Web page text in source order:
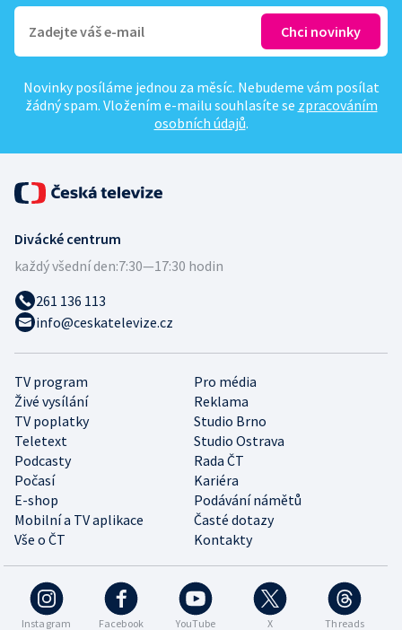
Novinky posíláme jednou za měsíc. Nebudeme vám posílat
žádný spam. Vložením e-mailu souhlasíte se zpracováním
osobních údajů.